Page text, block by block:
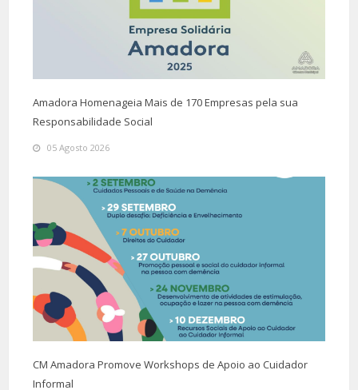
Amadora Homenageia Mais de 170 Empresas pela sua
Responsabilidade Social
05 Agosto 2026
CM Amadora Promove Workshops de Apoio ao Cuidador
Informal